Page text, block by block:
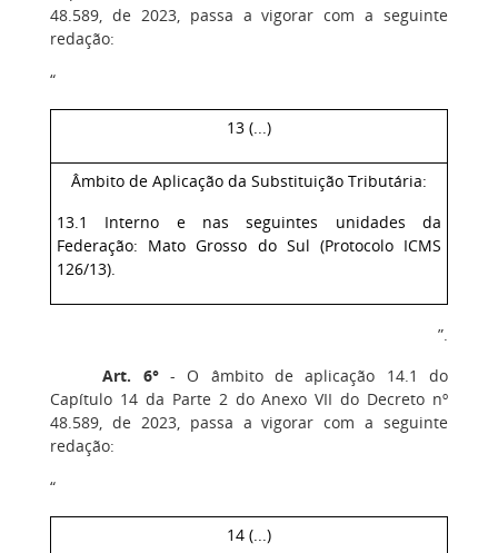
48.589, de 2023, passa a vigorar com a seguinte
redação:
“
13 (...)
Âmbito de Aplicação da Substituição Tributária:
13.1 Interno e nas seguintes unidades da
Federação: Mato Grosso do Sul (Protocolo ICMS
126/13).
”.
Art. 6°‒ O âmbito de aplicação 14.1 do
Capítulo 14 da Parte 2 do Anexo VII do Decreto nº
48.589, de 2023, passa a vigorar com a seguinte
redação:
“
14 (...)